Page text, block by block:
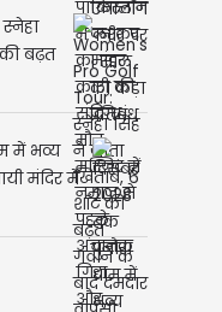
बढ़त
में भव्य
मंदिर में